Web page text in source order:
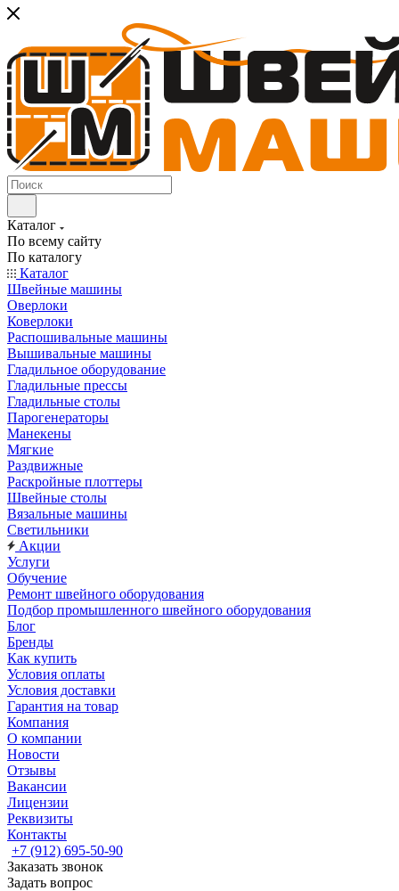
Каталог
По всему сайту
По каталогу
Каталог
Швейные машины
Оверлоки
Коверлоки
Распошивальные машины
Вышивальные машины
Гладильное оборудование
Гладильные прессы
Гладильные столы
Парогенераторы
Манекены
Мягкие
Раздвижные
Раскройные плоттеры
Швейные столы
Вязальные машины
Светильники
Акции
Услуги
Обучение
Ремонт швейного оборудования
Подбор промышленного швейного оборудования
Блог
Бренды
Как купить
Условия оплаты
Условия доставки
Гарантия на товар
Компания
О компании
Новости
Отзывы
Вакансии
Лицензии
Реквизиты
Контакты
+7 (912) 695-50-90
Заказать звонок
Задать вопрос